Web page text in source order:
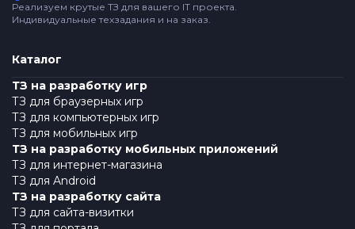
Реализуем крутые ТЗ для вашего IT проекта.
Индивидуальные техзадания и на заказ.
Каталог
ТЗ на разработку игр
ТЗ для браузерных игр
ТЗ для компьютерных игр
ТЗ для мобильных игр
ТЗ на разработку мобильных приложений
ТЗ для интернет-магазина
ТЗ для Android
ТЗ на разработку сайта
ТЗ для сайта-визитки